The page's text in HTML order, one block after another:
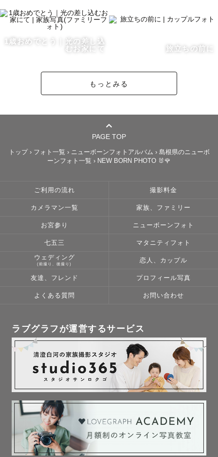
を終えられます☺️
一人ひとりの想いに沿った撮影ができるようご提案いたし
撮影に向けて不安な点やご要望などございましたら、遠慮
なくお申し付けください🙌
✽撮影ジャンル：お宮参り/マタニティフォト/バースデーフ
ォト/ファミリーフォト/七五三/ウエディングフォト/カップ
ルフォト..etc
【撮影への想い🎈】
お渡しする写真はもちろん、当日までに至るプロセスや撮
影そのものすべてが、私たちが提供する大切なサービスだ
写真を見返したときに、この時楽しかったよね〜！と、幸
せや愛をたっぷり感じられるお写真を残していきたいです
どうぞよろしくお願いいたします！
【撮影地域🗾】
津和野町を拠点に、益田、浜田、吉賀、萩、山口などで活
動しています！
車でお伺いしますので、地方での撮影はお任せください🚗
撮影料には3000円分の交通費が含まれています。
超過分はゲスト様にご負担いただく形となりますので、気
になる方はご相談ください。
超過交通費の例）　※時期や時間帯、細かい場所によって
1歳おめでとう｜光の差し込
むお家にて
旅立ちの前に
もっとみる
PAGE TOP
トップ› フォト一覧 › ニューボーンフォトアルバム › 島根県のニューボ
ーンフォト一覧 › NEW BORN PHOTO 🐰🌹
ご利用の流れ 撮影料金
カメラマン一覧 家族、ファミリー
お宮参り ニューボーンフォト
七五三 マタニティフォト
ウェディング
(前撮り、後撮り)
恋人、カップル
友達、フレンド プロフィール写真
よくある質問 お問い合わせ
ラブグラフが運営するサービス